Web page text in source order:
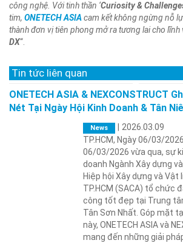
công nghệ. Với tinh thần ‘Curiosity &
tim, ONETECH ASIAcam kết không ngừng nỗ
thành đơn vị tiên phong mở ra tương lai cho lĩnh
DX“.
Tin tức liên quan
ONETECH ASIA & NEXCONSTRUCT
Nét Tại Ngày Hội Kinh Doanh & Tân
News
2026.03.09
TP.HCM, Ngày 06/03/
06/03/2026 vừa qua, sự
doanh Ngành Xây dựng
Hiệp hội Xây dựng và Vật
TP.HCM (SACA) tổ chức
công tốt đẹp tại Trung
Tân Sơn Nhất. Góp mặt
này, ONETECH ASIA và
mang đến những giải